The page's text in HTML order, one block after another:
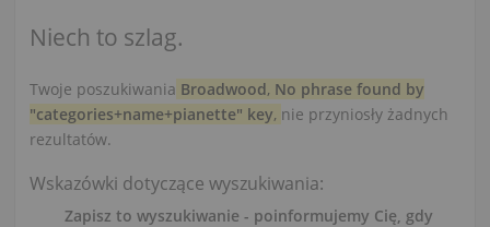
Niech to szlag.
Twoje poszukiwania Broadwood, No phrase found by
"categories+name+pianette" key, nie przyniosły żadnych
rezultatów.
Wskazówki dotyczące wyszukiwania:
Zapisz to wyszukiwanie - poinformujemy Cię, gdy